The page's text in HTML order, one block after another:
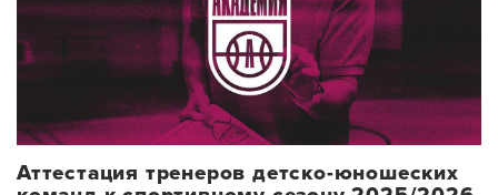
Аттестация тренеров детско-юношеских